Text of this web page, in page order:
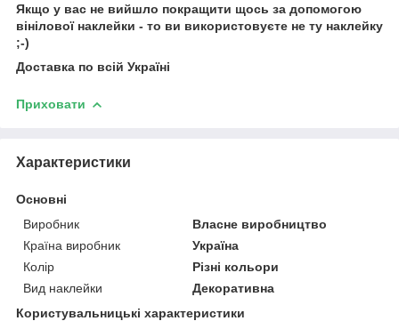
Якщо у вас не вийшло покращити щось за допомогою
вінілової наклейки - то ви використовуєте не ту наклейку
;-)
Доставка по всій Україні
Приховати
Характеристики
Основні
Виробник
Власне виробництво
Країна виробник
Україна
Колір
Різні кольори
Вид наклейки
Декоративна
Користувальницькі характеристики